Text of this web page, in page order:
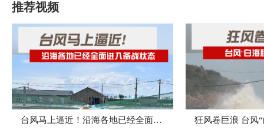
推荐视频
台风马上逼近！沿海各地已经全面进入备战状态